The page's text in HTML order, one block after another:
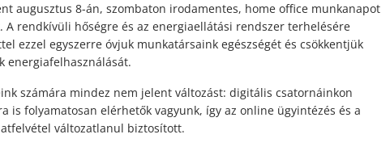
augusztus 8-án, szombaton irodamentes, home office munkanapot
A rendkívüli hőségre és az energiaellátási rendszer terhelésére
ezzel egyszerre óvjuk munkatársaink egészségét és csökkentjük
energiafelhasználását.
számára mindez nem jelent változást: digitális csatornáinkon
is folyamatosan elérhetők vagyunk, így az online ügyintézés és a
változatlanul biztosított.